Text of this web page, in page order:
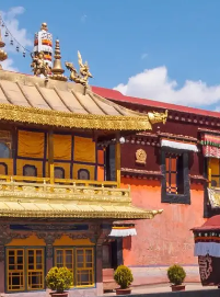
en
jours en
jours en
jours en
Les Incontournables et
Les Incontournables
Notre histoire